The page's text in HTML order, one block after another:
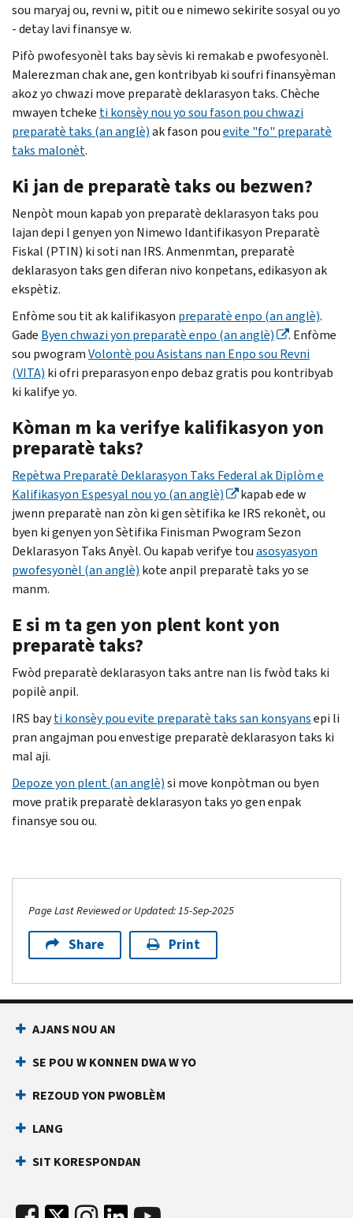
sou maryaj ou, revni w, pitit ou e nimewo sekirite sosyal ou yo
- detay lavi finansye w.
Pifò pwofesyonèl taks bay sèvis ki remakab e pwofesyonèl.
Malerezman chak ane, gen kontribyab ki soufri finansyèman
akoz yo chwazi move preparatè deklarasyon taks. Chèche
mwayen tcheke ti konsèy nou yo sou fason pou chwazi
preparatè taks (an anglè)ak fason pouevite "fo" preparatè
taks malonèt.
Ki jan de preparatè taks ou bezwen?
Nenpòt moun kapab yon preparatè deklarasyon taks pou
lajan depi l genyen yon Nimewo Idantifikasyon Preparatè
Fiskal (PTIN) ki soti nan IRS. Anmenmtan, preparatè
deklarasyon taks gen diferan nivo konpetans, edikasyon ak
ekspètiz.
Enfòme sou tit ak kalifikasyon preparatè enpo (an anglè).
Gade Byen chwazi yon preparatè enpo (an anglè)
. Enfòme
sou pwogramVolontè pou Asistans nan Enpo sou Revni
(VITA) ki ofri preparasyon enpo debaz gratis pou kontribyab
ki kalifye yo.
Kòman m ka verifye kalifikasyon yon
preparatè taks?
Repètwa Preparatè Deklarasyon Taks Federal ak Diplòm e
Kalifikasyon Espesyal nou yo (an anglè)
kapab ede w
jwenn preparatè nan zòn ki gen sètifika ke IRS rekonèt, ou
byen ki genyen yon Sètifika Finisman Pwogram Sezon
Deklarasyon Taks Anyèl. Ou kapab verifye touasosyasyon
pwofesyonèl (an anglè) kote anpil preparatè taks yo se
manm.
E si m ta gen yon plent kont yon
preparatè taks?
Fwòd preparatè deklarasyon taks antre nan lis fwòd taks ki
popilè anpil.
IRS bayti konsèy pou evite preparatè taks san konsyansepi li
pran angajman pou envestige preparatè deklarasyon taks ki
mal aji.
Depoze yon plent (an anglè)si move konpòtman ou byen
move pratik preparatè deklarasyon taks yo gen enpak
finansye sou ou.
Page Last Reviewed or Updated: 15-Sep-2025
Share Print
AJANS NOU AN
SE POU W KONNEN DWA W YO
REZOUD YON PWOBLÈM
LANG
SIT KORESPONDAN